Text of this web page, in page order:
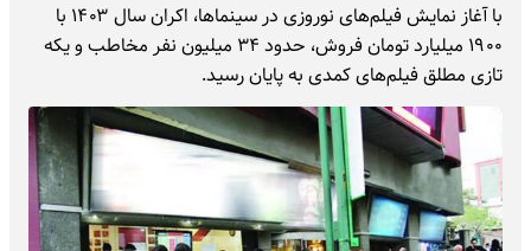
با آغاز نمایش فیلم‌های نوروزی در سینماها، اکران سال ۱۴۰۳ با
۱۹۰۰ میلیارد تومان فروش، حدود ۳۴ میلیون نفر مخاطب و یکه
تازی مطلق فیلم‌های کمدی به پایان رسید.